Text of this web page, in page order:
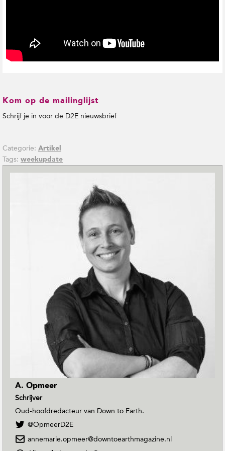
Kom op de mailinglijst
Schrijf je in voor de D2E nieuwsbrief
Categorie: Artikel
Tags: weekupdate
A. Opmeer
Schrijver
Oud-hoofdredacteur van Down to Earth.
V
l
@OpmeerD2E
annemarie.opmeer@downtoearthmagazine.nl